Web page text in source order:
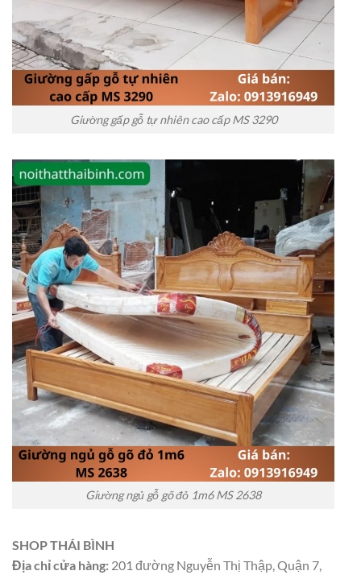
Giường gấp gỗ tự nhiên cao cấp MS 3290
Giường ngủ gỗ gõ đỏ 1m6 MS 2638
SHOP THÁI BÌNH
Địa chỉ cửa hàng: 201 đường Nguyễn Thị Thập, Quận 7,